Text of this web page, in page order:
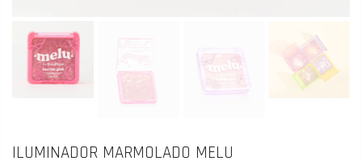
ILUMINADOR MARMOLADO MELU